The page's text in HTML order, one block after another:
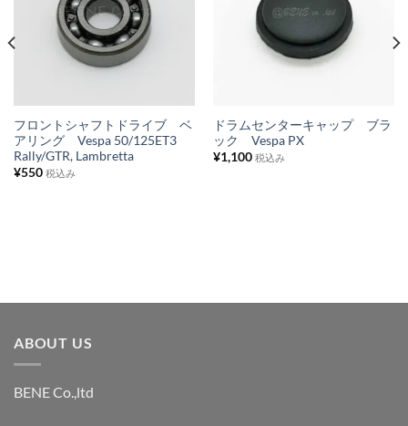
ト
フロントシャフトドライブ ベ
アリング Vespa 50/125ET3
Rally/GTR, Lambretta
¥550 税込み
に
ス
ドラムセンターキャップ ブラ
ック Vespa PX
¥1,100 税込み
ABOUT US
BENE Co.,ltd